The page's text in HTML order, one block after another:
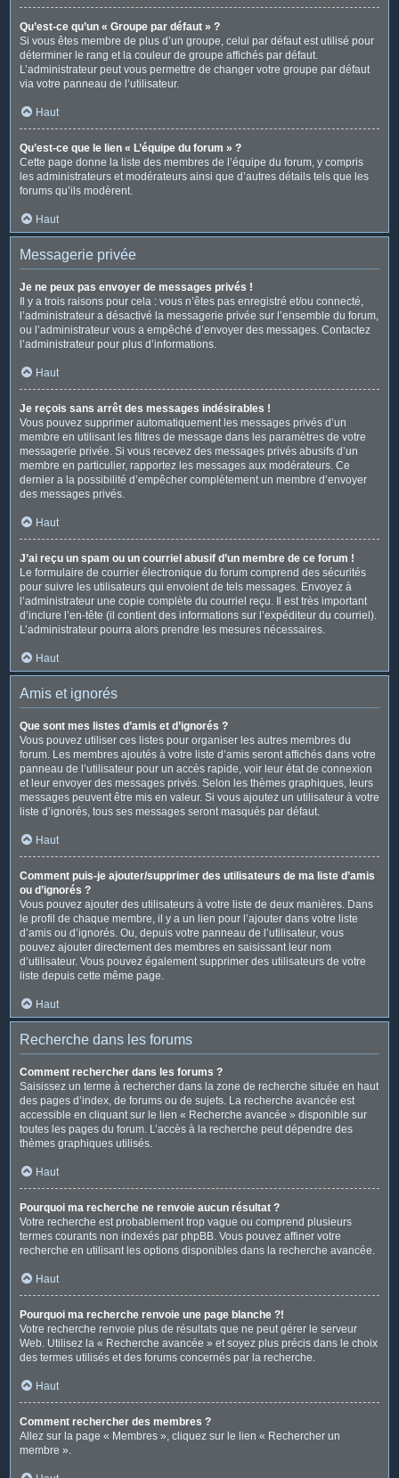
Qu’est-ce qu’un « Groupe par défaut » ?
Si vous êtes membre de plus d’un groupe, celui par défaut est utilisé pour
déterminer le rang et la couleur de groupe affichés par défaut.
L’administrateur peut vous permettre de changer votre groupe par défaut
via votre panneau de l’utilisateur.
Haut
Qu’est-ce que le lien « L’équipe du forum » ?
Cette page donne la liste des membres de l’équipe du forum, y compris
les administrateurs et modérateurs ainsi que d’autres détails tels que les
forums qu’ils modèrent.
Haut
Messagerie privée
Je ne peux pas envoyer de messages privés !
Il y a trois raisons pour cela : vous n’êtes pas enregistré et/ou connecté,
l’administrateur a désactivé la messagerie privée sur l’ensemble du forum,
ou l’administrateur vous a empêché d’envoyer des messages. Contactez
l’administrateur pour plus d’informations.
Haut
Je reçois sans arrêt des messages indésirables !
Vous pouvez supprimer automatiquement les messages privés d’un
membre en utilisant les filtres de message dans les paramètres de votre
messagerie privée. Si vous recevez des messages privés abusifs d’un
membre en particulier, rapportez les messages aux modérateurs. Ce
dernier a la possibilité d’empêcher complètement un membre d’envoyer
des messages privés.
Haut
J’ai reçu un spam ou un courriel abusif d’un membre de ce forum !
Le formulaire de courrier électronique du forum comprend des sécurités
pour suivre les utilisateurs qui envoient de tels messages. Envoyez à
l’administrateur une copie complète du courriel reçu. Il est très important
d’inclure l’en-tête (il contient des informations sur l’expéditeur du courriel).
L’administrateur pourra alors prendre les mesures nécessaires.
Haut
Amis et ignorés
Que sont mes listes d’amis et d’ignorés ?
Vous pouvez utiliser ces listes pour organiser les autres membres du
forum. Les membres ajoutés à votre liste d’amis seront affichés dans votre
panneau de l’utilisateur pour un accès rapide, voir leur état de connexion
et leur envoyer des messages privés. Selon les thèmes graphiques, leurs
messages peuvent être mis en valeur. Si vous ajoutez un utilisateur à votre
liste d’ignorés, tous ses messages seront masqués par défaut.
Haut
Comment puis-je ajouter/supprimer des utilisateurs de ma liste d’amis
ou d’ignorés ?
Vous pouvez ajouter des utilisateurs à votre liste de deux manières. Dans
le profil de chaque membre, il y a un lien pour l’ajouter dans votre liste
d’amis ou d’ignorés. Ou, depuis votre panneau de l’utilisateur, vous
pouvez ajouter directement des membres en saisissant leur nom
d’utilisateur. Vous pouvez également supprimer des utilisateurs de votre
liste depuis cette même page.
Haut
Recherche dans les forums
Comment rechercher dans les forums ?
Saisissez un terme à rechercher dans la zone de recherche située en haut
des pages d’index, de forums ou de sujets. La recherche avancée est
accessible en cliquant sur le lien « Recherche avancée » disponible sur
toutes les pages du forum. L’accès à la recherche peut dépendre des
thèmes graphiques utilisés.
Haut
Pourquoi ma recherche ne renvoie aucun résultat ?
Votre recherche est probablement trop vague ou comprend plusieurs
termes courants non indexés par phpBB. Vous pouvez affiner votre
recherche en utilisant les options disponibles dans la recherche avancée.
Haut
Pourquoi ma recherche renvoie une page blanche ?!
Votre recherche renvoie plus de résultats que ne peut gérer le serveur
Web. Utilisez la « Recherche avancée » et soyez plus précis dans le choix
des termes utilisés et des forums concernés par la recherche.
Haut
Comment rechercher des membres ?
Allez sur la page « Membres », cliquez sur le lien « Rechercher un
membre ».